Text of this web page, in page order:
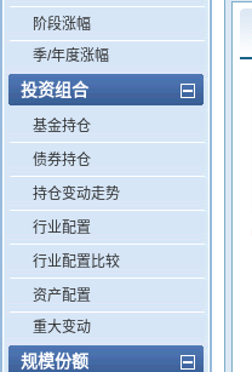
阶段涨幅
季/年度涨幅
投资组合
基金持仓
债券持仓
持仓变动走势
行业配置
行业配置比较
资产配置
重大变动
规模份额